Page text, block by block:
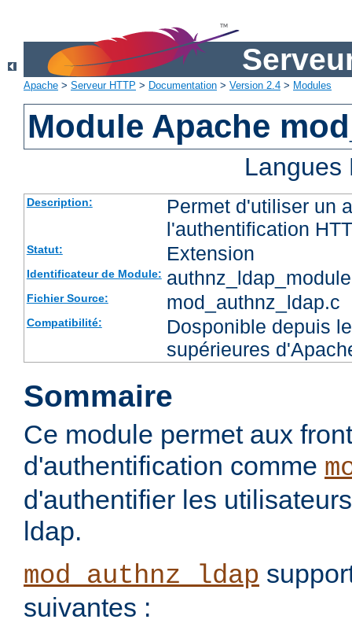
Apache > Serveur HTTP > Documentation > Version 2.4 > Modules
Module Apache
Description:
Permet d'utiliser un
l'authentification
Statut: Extension
Identificateur de Module: authnz_ldap_module
Fichier Source: mod_authnz_ldap.c
Compatibilité:
Dosponible depuis
supérieures
Sommaire
Ce module permet aux
d'authentification comme
d'authentifier les
ldap.
mod_authnz_ldap
suivantes :